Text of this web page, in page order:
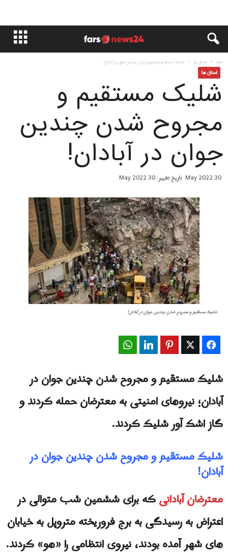
خانه استان ها شلیک مستقیم و مجروح شدن چندین جوان در آبادان!
استان ها
شلیک مستقیم و
مجروح شدن چندین
جوان در آبادان!
30 May 2022 تاریخ تغییر: 30 May 2022
شلیک مستقیم و مجروح شدن چندین جوان در آبادان!
Facebook
Twitter
Pinterest
LinkedIn
شلیک مستقیم و مجروح شدن چندین جوان در
آبادان؛ نیروهای امنیتی به معترضان حمله کردند و
گاز اشک آور شلیک کردند.
شلیک مستقیم و مجروح شدن چندین جوان در
آبادان!
معترضان آبادانیکه برای ششمین شب متوالی در
اعتراض به رسیدگی به برج فروریخته متروپل به خیابان
های شهر آمده بودند، نیروی انتظامی را «هو» کردند.